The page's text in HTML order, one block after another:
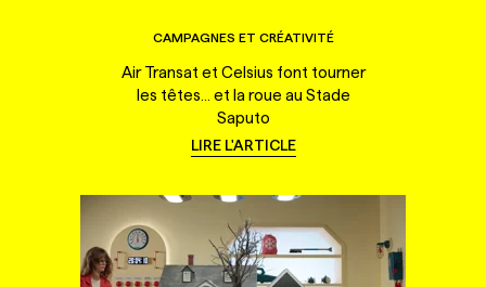
CAMPAGNES ET CRÉATIVITÉ
Air Transat et Celsius font tourner
les têtes... et la roue au Stade
Saputo
LIRE L'ARTICLE